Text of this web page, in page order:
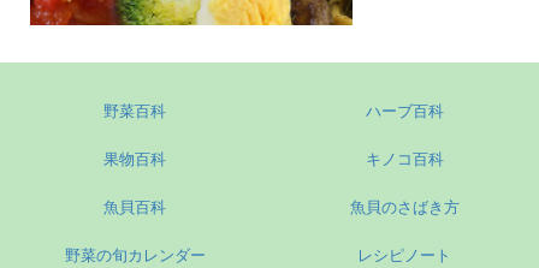
野菜百科
果物百科
魚貝百科
ハーブ百科
キノコ百科
魚貝のさばき方
野菜の旬カレンダー レシピノート